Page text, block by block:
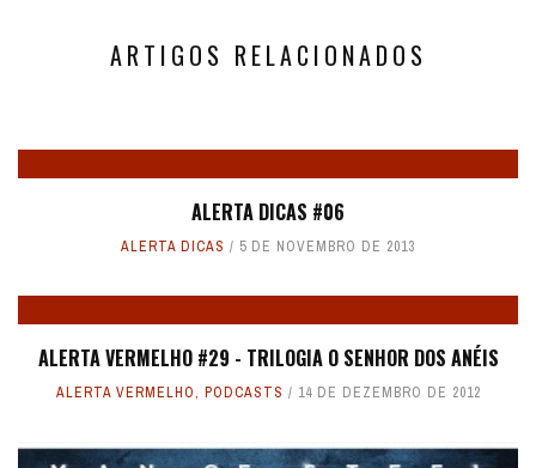
ARTIGOS RELACIONADOS
ALERTA DICAS #06
ALERTA DICAS 5 DE NOVEMBRO DE 2013
ALERTA VERMELHO #29 - TRILOGIA O SENHOR DOS ANÉIS
ALERTA VERMELHO, PODCASTS 14 DE DEZEMBRO DE 2012